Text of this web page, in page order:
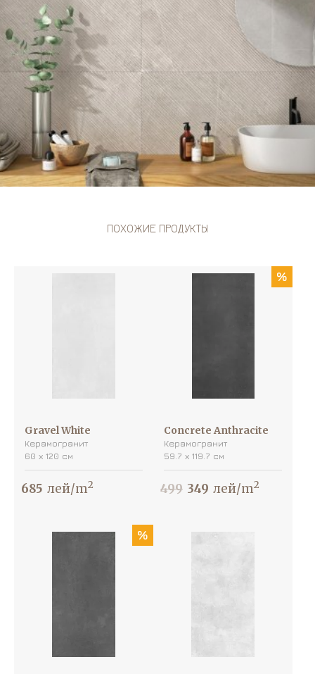
ПОХОЖИЕ ПРОДУКТЫ
Gravel White
Керамогранит
60 х 120 см
685 лей/m2
%
Concrete Anthracite
Керамогранит
59.7 х 119.7 см
499 349 лей/m2
%